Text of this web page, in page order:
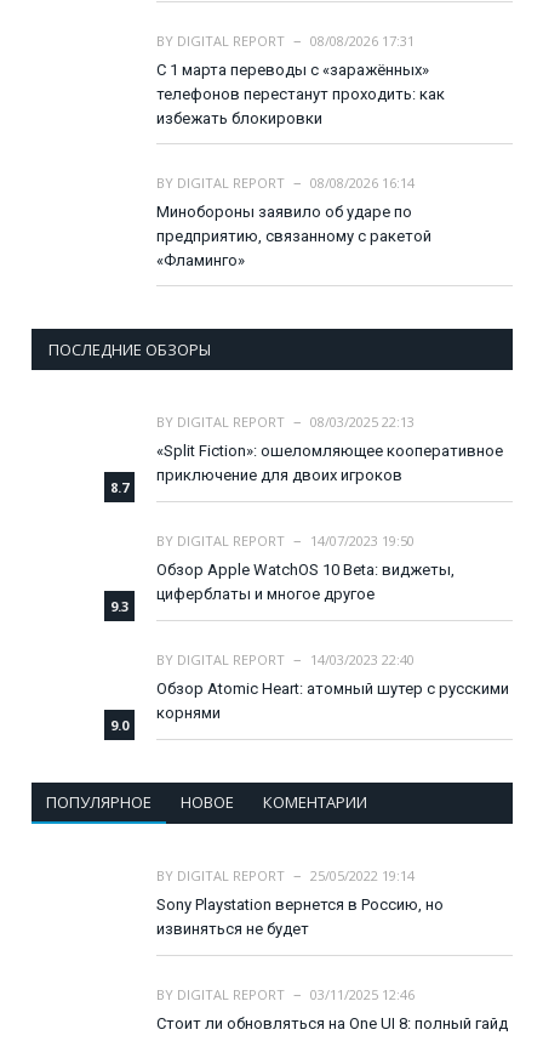
BY DIGITAL REPORT
08/08/2026 17:31
С 1 марта переводы с «заражённых»
телефонов перестанут проходить: как
избежать блокировки
BY DIGITAL REPORT
08/08/2026 16:14
Минобороны заявило об ударе по
предприятию, связанному с ракетой
«Фламинго»
ПОСЛЕДНИЕ ОБЗОРЫ
8.7
BY DIGITAL REPORT
08/03/2025 22:13
«Split Fiction»: ошеломляющее кооперативное
приключение для двоих игроков
9.3
BY DIGITAL REPORT
14/07/2023 19:50
Обзор Apple WatchOS 10 Beta: виджеты,
циферблаты и многое другое
9.0
BY DIGITAL REPORT
14/03/2023 22:40
Обзор Atomic Heart: атомный шутер с русскими
корнями
ПОПУЛЯРНОЕ НОВОЕ КОМЕНТАРИИ
BY DIGITAL REPORT
25/05/2022 19:14
Sony Playstation вернется в Россию, но
извиняться не будет
BY DIGITAL REPORT
03/11/2025 12:46
Стоит ли обновляться на One UI 8: полный гайд